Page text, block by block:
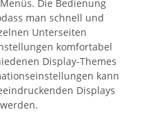
Die Bedienung
man schnell und
Unterseiten
komfortabel
Display-Themes
kann
Displays